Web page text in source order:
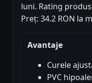
luni. Rating
Preț: 34.2 RON la
Avantaje
Curele
PVC